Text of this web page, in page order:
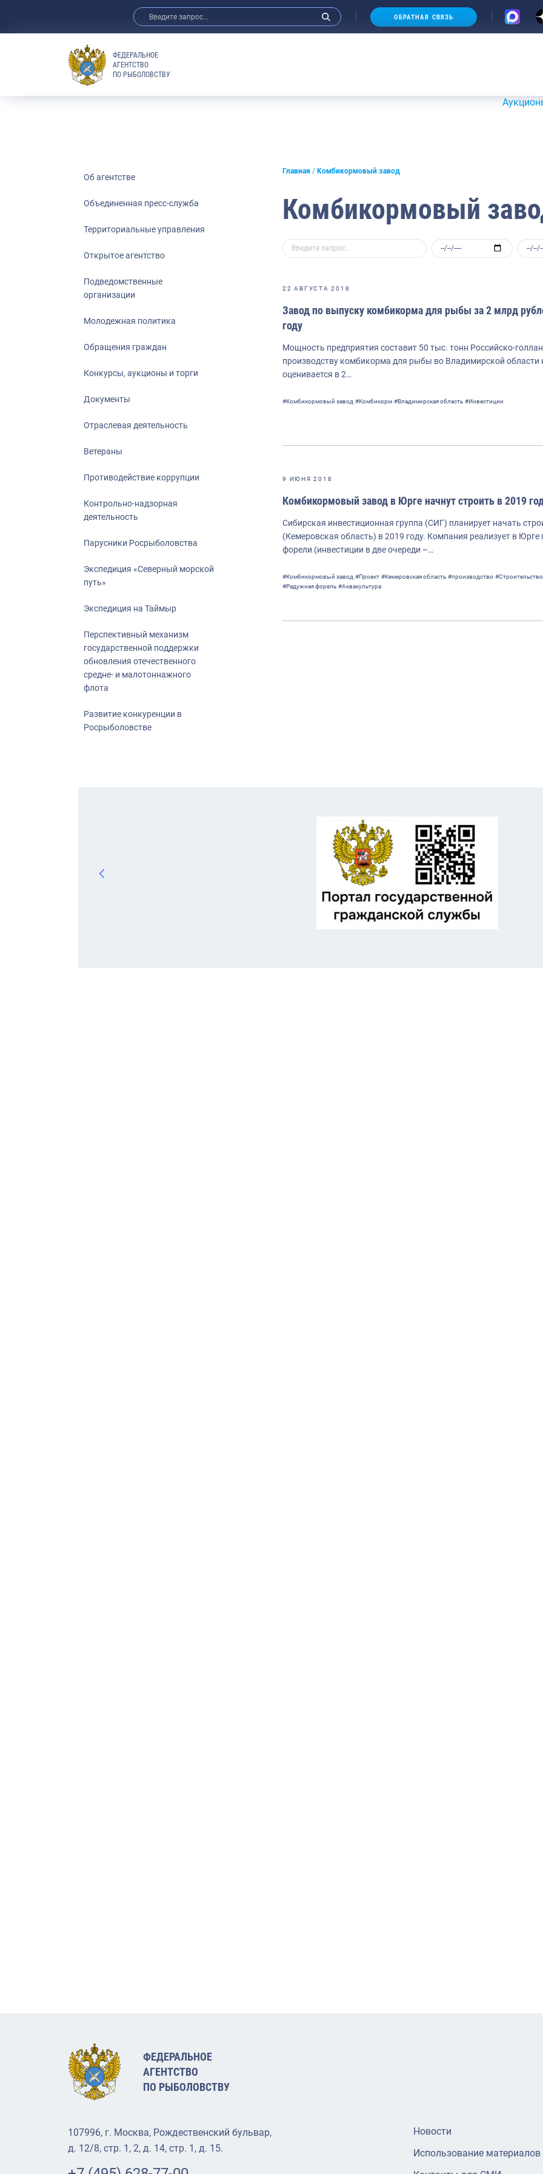
ОБРАТНАЯ СВЯЗЬ
ФЕДЕРАЛЬНОЕ
АГЕНТСТВО
ПО РЫБОЛОВСТВУ
Аукционы 20-
Об агентстве
Объединенная пресс-служба
Территориальные управления
Открытое агентство
Подведомственные
организации
Молодежная политика
Обращения граждан
Конкурсы, аукционы и торги
Документы
Отраслевая деятельность
Ветераны
Противодействие коррупции
Контрольно-надзорная
деятельность
Парусники Росрыболовства
Экспедиция «Северный морской
путь»
Экспедиция на Таймыр
Перспективный механизм
государственной поддержки
обновления отечественного
средне- и малотоннажного
флота
Развитие конкуренции в
Росрыболовстве
Главная Комбикормовый завод
Комбикормовый
22 АВГУСТА 2018
Завод по выпуску комбикорма для рыбы за 2 млрд
году
Мощность предприятия составит 50 тыс. тонн Российско-
производству комбикорма для рыбы во Владимирской области
оценивается в 2…
#Комбикормовый завод #Комбикорм #Владимирская область #Инвестиции
9 ИЮНЯ 2018
Комбикормовый завод в Юрге начнут строить в 2019
Сибирская инвестиционная группа (СИГ) планирует начать
(Кемеровская область) в 2019 году. Компания реализует в
форели (инвестиции в две очереди –…
#Комбикормовый завод #Проект #Кемеровская область #производство #Строительство
#Радужная форель #Аквакультура
ФЕДЕРАЛЬНОЕ
АГЕНТСТВО
ПО РЫБОЛОВСТВУ
107996, г. Москва, Рождественский бульвар,
д. 12/8, стр. 1, 2, д. 14, стр. 1, д. 15.
Новости
Использование материалов